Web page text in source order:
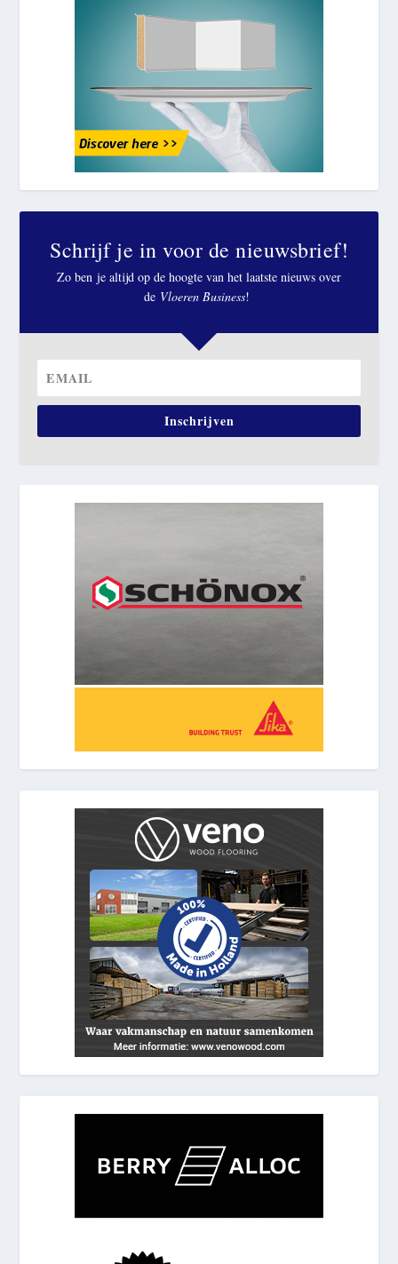
Schrijf je in voor de nieuwsbrief!
Zo ben je altijd op de hoogte van het laatste nieuws over
de Vloeren Business!
Inschrijven